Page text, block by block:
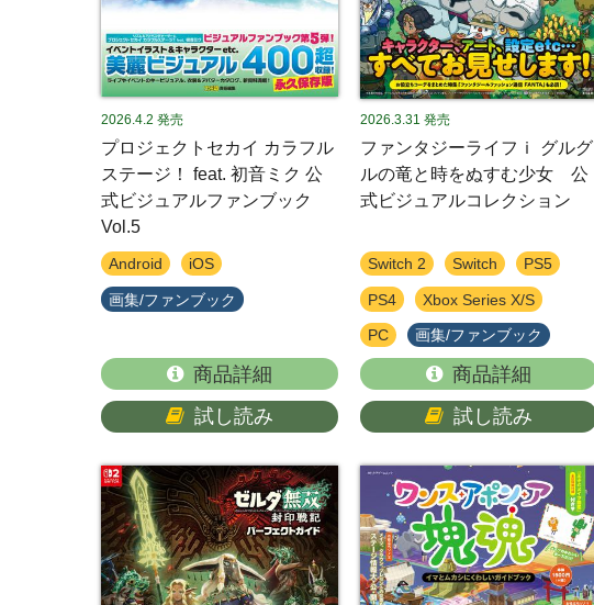
2026.4.2 発売
プロジェクトセカイ カラフル
ステージ！ feat. 初音ミク 公
式ビジュアルファンブック
Vol.5
Android iOS
画集/ファンブック
商品詳細
試し読み
2026.3.31 発売
ファンタジーライフｉ グルグ
ルの竜と時をぬすむ少女 公
式ビジュアルコレクション
Switch 2 Switch PS5
PS4 Xbox Series X/S
PC 画集/ファンブック
商品詳細
試し読み